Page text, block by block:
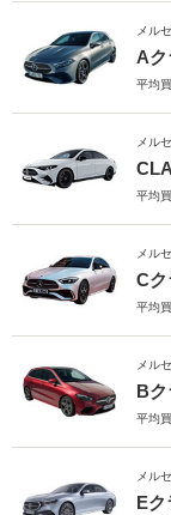
メル
Aク
平均
メル
平均
メル
Cク
平均
メル
Bク
平均
メル
Eク